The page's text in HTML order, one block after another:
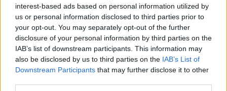
interest-based ads based on personal information utilized by
us or personal information disclosed to third parties prior to
your opt-out. You may separately opt-out of the further
disclosure of your personal information by third parties on the
IAB’s list of downstream participants. This information may
also be disclosed by us to third parties on the IAB’s List of
Downstream Participants that may further disclose it to other
«Δεν έδωσα στην Τασούλα τον έρωτα που περίμενε από
17.02.2022, 09:36 28